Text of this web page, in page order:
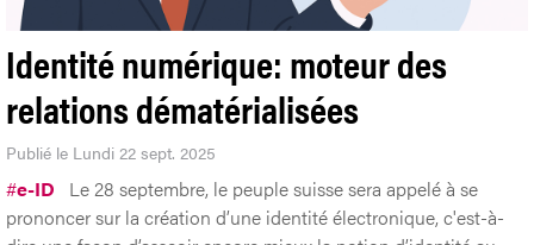
Identité numérique: moteur des
relations dématérialisées
Publié le Lundi 22 sept. 2025
#e-ID
Le 28 septembre, le peuple suisse sera appelé à se
prononcer sur la création d’une identité électronique, c'est-à-